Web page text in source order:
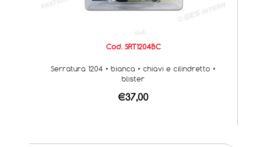
Cod. SRT1204BC
Serratura 1204 • bianca • chiavi e cilindretto •
blister
€37,00